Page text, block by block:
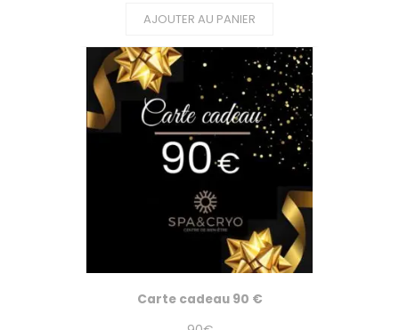
AJOUTER AU PANIER
Carte cadeau 90 €